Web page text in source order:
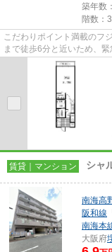
築年数
階数：
こだわりポイント満載のフ
まで徒歩6分と近いため、
位置にある物件なので、アク
賃貸｜マンション シャ
南海高
阪和線
南海本
大阪府